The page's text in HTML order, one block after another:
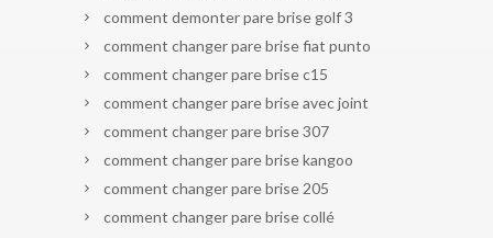
comment demonter pare brise golf 3
comment changer pare brise fiat punto
comment changer pare brise c15
comment changer pare brise avec joint
comment changer pare brise 307
comment changer pare brise kangoo
comment changer pare brise 205
comment changer pare brise collé